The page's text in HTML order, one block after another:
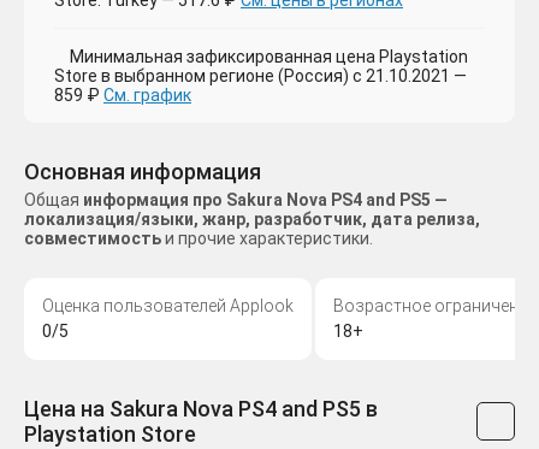
Минимальная зафиксированная цена Playstation
Store в выбранном регионе (Россия) с 21.10.2021 —
859 ₽ См. график
Основная информация
Общая информация про Sakura Nova PS4 and PS5 —
локализация/языки, жанр, разработчик, дата релиза,
совместимостьи прочие характеристики.
Оценка пользователей Applook
0/5
Возрастное ограничение
18+
Цена на Sakura Nova PS4 and PS5 в
Playstation Store